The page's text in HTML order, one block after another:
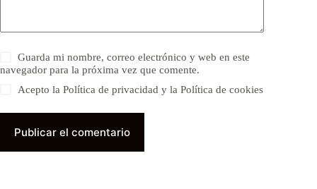
Guarda mi nombre, correo electrónico y web en este
navegador para la próxima vez que comente.
Acepto la Política de privacidad y la Política de cookies
Publicar el comentario